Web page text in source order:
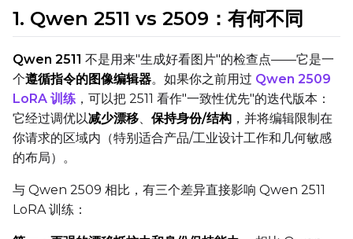
TRAINING
Gradient Accumulation
1. Qwen 2511 vs 2509：有何不同
Qwen 2511 不是用来"生成好看图片"的检查点——它是一
个遵循指令的图像编辑器。如果你之前用过 Qwen 2509
LoRA 训练 ，可以把 2511 看作"一致性优先"的迭代版本：
它经过调优以减少漂移、 保持身份/结构 ，并将编辑限制在
你请求的区域内（特别适合产品/工业设计工作和几何敏感
的布局）。
与 Qwen 2509 相比，有三个差异直接影响 Qwen 2511
LoRA 训练：